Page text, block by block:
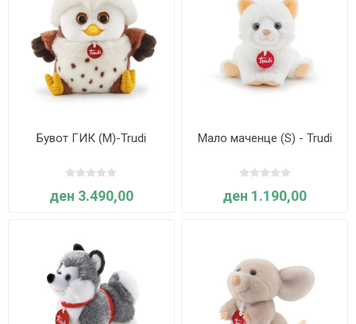
Бувот ГИК (M)-Trudi
ден 3.490,00
Мало маченце (S) - Trudi
ден 1.190,00